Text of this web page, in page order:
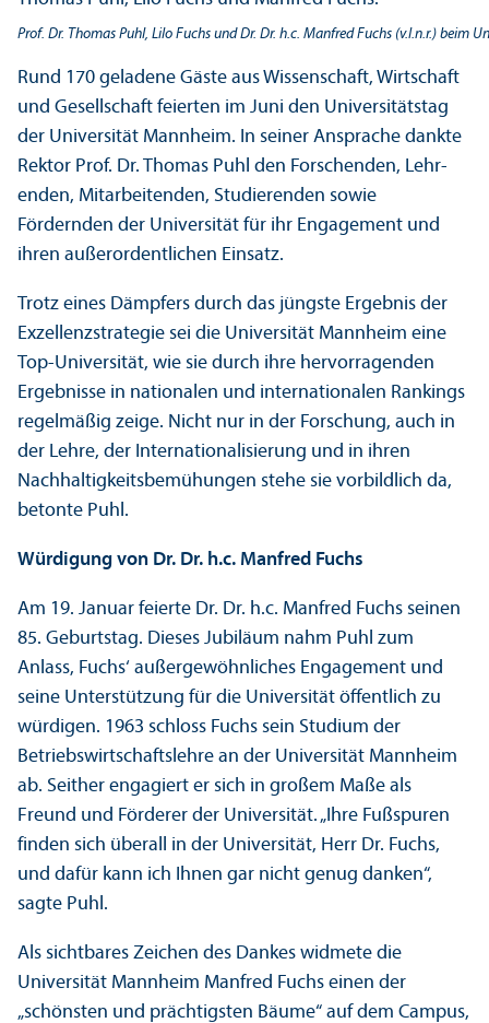
Prof. Dr. Thomas Puhl, Lilo Fuchs und Dr. Dr. h.c. Manfred Fuchs (v.l.n.r.) beim
Rund 170 geladene Gäste aus Wissenschaft, Wirtschaft
und Gesellschaft feierten im Juni den Universitäts­tag
der Universität Mannheim. In seiner Ansprache dankte
Rektor Prof. Dr. Thomas Puhl den Forschenden, Lehr­
enden, Mitarbeitenden, Studierenden sowie
Fördernden der Universität für ihr Engagement und
ihren außerordentlichen Einsatz.
Trotz eines Dämpfers durch das jüngste Ergebnis der
Exzellenz­strategie sei die Universität Mannheim eine
Top-Universität, wie sie durch ihre hervorragenden
Ergebnisse in nationalen und internationalen Rankings
regelmäßig zeige. Nicht nur in der Forschung, auch in
der Lehre, der Internationalisierung und in ihren
Nachhaltigkeits­bemühungen stehe sie vorbildlich da,
betonte Puhl.
Würdigung von Dr. Dr. h.c. Manfred Fuchs
Am 19. Januar feierte Dr. Dr. h.c. Manfred Fuchs seinen
85. Geburtstag. Dieses Jubiläum nahm Puhl zum
Anlass, Fuchs‘ außergewöhnliches Engagement und
seine Unter­stützung für die Universität öffentlich zu
würdigen. 1963 schloss Fuchs sein Studium der
Betriebs­wirtschafts­lehre an der Universität Mannheim
ab. Seither engagiert er sich in großem Maße als
Freund und Förderer der Universität. „Ihre Fußspuren
finden sich überall in der Universität, Herr Dr. Fuchs,
und dafür kann ich Ihnen gar nicht genug danken“,
sagte Puhl.
Als sichtbares Zeichen des Dankes widmete die
Universität Mannheim Manfred Fuchs einen der
„schönsten und prächtigsten Bäume“ auf dem Campus,